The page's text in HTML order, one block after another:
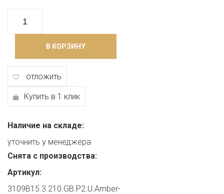
В КОРЗИНУ
отложить
Купить в 1 клик
Наличие на складе:
уточнить у менеджера
Снята с производства:
Артикул:
3109B15.3.210.GB.P2.U.Amber-